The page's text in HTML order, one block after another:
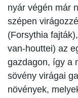
nyár végén már
szépen
(Forsythia
van-houttei) az
gazdagon, így a
sövény virágai
növények,